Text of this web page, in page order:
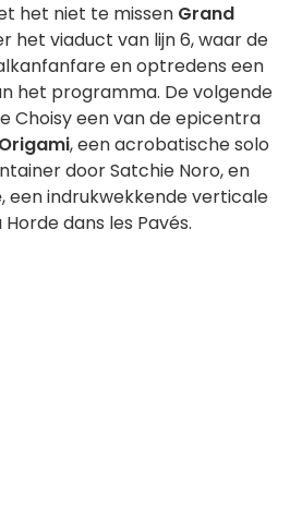
het niet te missen Grand
het viaduct van lijn 6, waar de
en optredens een
het programma. De volgende
Choisy een van de epicentra
Origami, een acrobatische solo
door Satchie Noro, en
, een indrukwekkende verticale
dans les Pavés.